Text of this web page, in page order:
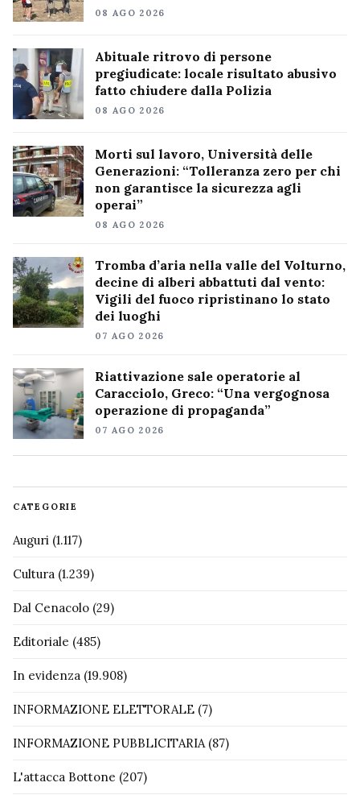
08 AGO 2026
Abituale ritrovo di persone
pregiudicate: locale risultato abusivo
fatto chiudere dalla Polizia
08 AGO 2026
Morti sul lavoro, Università delle
Generazioni: “Tolleranza zero per chi
non garantisce la sicurezza agli
operai”
08 AGO 2026
Tromba d’aria nella valle del Volturno,
decine di alberi abbattuti dal vento:
Vigili del fuoco ripristinano lo stato
dei luoghi
07 AGO 2026
Riattivazione sale operatorie al
Caracciolo, Greco: “Una vergognosa
operazione di propaganda”
07 AGO 2026
CATEGORIE
Auguri (1.117)
Cultura (1.239)
Dal Cenacolo (29)
Editoriale (485)
In evidenza (19.908)
INFORMAZIONE ELETTORALE (7)
INFORMAZIONE PUBBLICITARIA(87)
L'attacca Bottone (207)